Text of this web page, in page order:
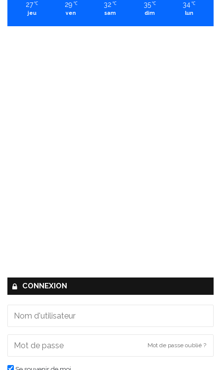
27 ℃
jeu
29 ℃
ven
32 ℃
sam
35 ℃
dim
34 ℃
lun
CONNEXION
Mot de passe oublié ?